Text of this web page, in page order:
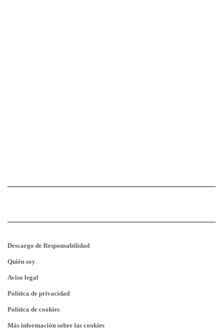
Descargo de Responsabilidad
Quién soy
Aviso legal
Política de privacidad
Política de cookies
Más información sobre las cookies